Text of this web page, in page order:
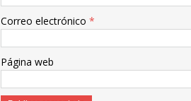
Correo electrónico *
Página web